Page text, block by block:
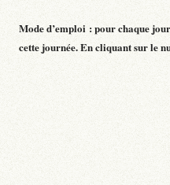
Mode d’emploi : pour chaque
cette journée. En cliquant sur le